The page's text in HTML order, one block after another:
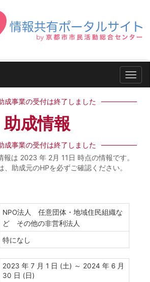
ナビ
成事業の受付は終了しました
助成情報
成事業の受付は終了しました
報は 2023 年 2月 11日 時点の情報です。
、助成元のHPを必ずご確認ください。
NPO法人 任意団体・地域住民組織な
ど その他の非営利法人
特になし
2023 年 7 月 1 日 (土) ～ 2024 年 6 月
30 日 (日)